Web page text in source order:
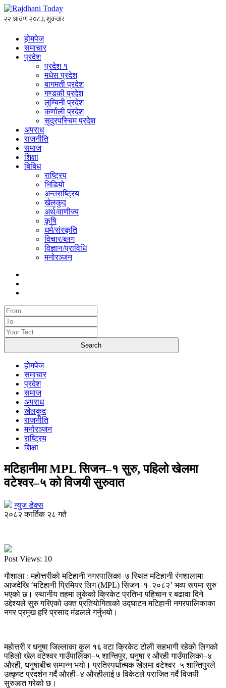
होमपेज
समाचार
प्रदेश
प्रदेश १
मधेस प्रदेश
बागमती प्रदेश
गण्डकी प्रदेश
लुम्बिनी प्रदेश
कर्णाली प्रदेश
सुदुरपस्चिम प्रदेश
अपराध
राजनीति
समाज
शिक्षा
बिबिध
राष्ट्रिय
भिडियो
अन्तराष्ट्रिय
खेलकुद
अर्थ/वाणीज्य
कृषि
धर्म/संस्कृति
विचार/ब्लग
विज्ञान/प्राविधि
मनोरञ्जन
होमपेज
समाचार
प्रदेश
समाज
अपराध
खेलकुद
राजनीति
मनोरञ्जन
राष्ट्रिय
शिक्षा
मटिहानीमा MPL सिजन–१ सुरु, पहिलो खेलमा
वटेश्वर–५ को विजयी सुरुवात
न्युज डेक्स
२०८२ कार्तिक २८ गते
Post Views: 10
गाैशाला : महाेत्तरीकाे मटिहानी नगरपालिका–७ स्थित मटिहानी रंगशालामा
आजदेखि ‘मटिहानी प्रिमियर लिग (MPL) सिजन–१–२०८२’ भव्य रूपमा सुरु
भएको छ। स्थानीय तहमा लुकेको क्रिकेट प्रतिभा पहिचान र बढावा दिने
उद्देश्यले सुरु गरिएको उक्त प्रतियोगिताको उद्घाटन मटिहानी नगरपालिकाका
नगर प्रमुख हरि प्रसाद मंडलले गर्नुभयो।
महोत्तरी र धनुषा जिल्लाका कुल १६ वटा क्रिकेट टोली सहभागी रहेको लिगको
पहिलो खेल वटेश्वर गाउँपालिका–५ शान्तिपुर, धनुषा र औरही गाउँपालिका–४
औरही, धनुषाबीच सम्पन्न भयो। प्रतिस्पर्धात्मक खेलमा वटेश्वर–५ शान्तिपुरले
उत्कृष्ट प्रदर्शन गर्दै औरही–४ औरहीलाई ७ विकेटले पराजित गर्दै विजयी
सुरुआत गरेको छ।